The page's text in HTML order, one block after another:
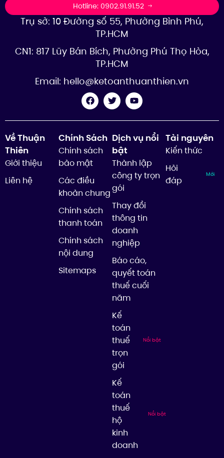
Hotline: 0902.91.91.52
Trụ sở: 10 Đường số 55, Phường Bình Phú,
TP.HCM
CN1: 817 Lũy Bán Bích, Phường Phú Thọ Hòa,
TP.HCM
Email: hello@ketoanthuanthien.vn
Về Thuận
Thiên
Giới thiệu
Liên hệ
Chính Sách
Chính sách
bảo mật
Các điều
khoản chung
Chính sách
thanh toán
Chính sách
nội dung
Sitemaps
Dịch vụ nổi
bật
Thành lập
công ty trọn
gói
Thay đổi
thông tin
doanh
nghiệp
Báo cáo,
quyết toán
thuế cuối
năm
Kế
toán
thuế
trọn
gói
Nổi bật
Kế
toán
thuế
hộ
kinh
doanh
Nổi bật
Tài nguyên
Kiến thức
Hỏi
đáp
Mới